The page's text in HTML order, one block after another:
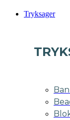
Tryksager